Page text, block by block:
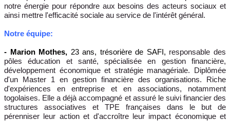
notre énergie pour répondre aux besoins des acteurs sociaux et
ainsi mettre l'efficacité sociale au service de l'intérêt général.
Notre équipe:
- Marion Mothes, 23 ans, trésorière de SAFI, responsable des
pôles éducation et santé, spécialisée en gestion financière,
développement économique et stratégie managériale. Diplômée
d'un Master 1 en gestion financière des organisations. Riche
d'expériences en entreprise et en associations, notamment
togolaises. Elle a déjà accompagné et assuré le suivi financier des
structures associatives et TPE françaises dans le but de
pérenniser leur action et d'accroître leur impact économique et